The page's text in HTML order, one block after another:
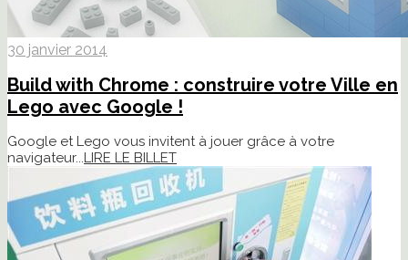
30 janvier 2014
Build with Chrome : construire votre Ville en
Lego avec Google !
Google et Lego vous invitent à jouer grâce à votre
navigateur... LIRE LE BILLET